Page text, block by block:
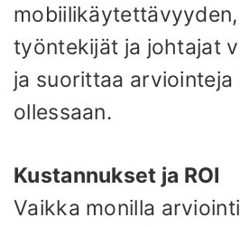
työntekijät ja johtajat
ja suorittaa arviointeja
ollessaan.
Kustannukset ja ROI
Vaikka monilla